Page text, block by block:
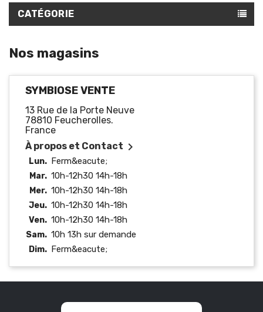
CATÉGORIE
Nos magasins
SYMBIOSE VENTE
13 Rue de la Porte Neuve
78810 Feucherolles.
France
À propos et Contact 
Lun. Ferm&eacute;
Mar. 10h-12h30 14h-18h
Mer. 10h-12h30 14h-18h
Jeu. 10h-12h30 14h-18h
Ven. 10h-12h30 14h-18h
Sam. 10h 13h sur demande
Dim. Ferm&eacute;